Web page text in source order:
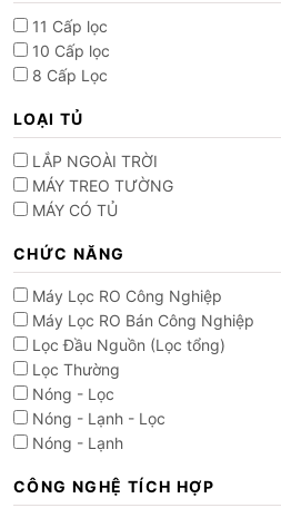
11 Cấp lọc
10 Cấp lọc
8 Cấp Lọc
LOẠI TỦ
LẮP NGOÀI TRỜI
MÁY TREO TƯỜNG
MÁY CÓ TỦ
CHỨC NĂNG
Máy Lọc RO Công Nghiệp
Máy Lọc RO Bán Công Nghiệp
Lọc Đầu Nguồn (Lọc tổng)
Lọc Thường
Nóng - Lọc
Nóng - Lạnh - Lọc
Nóng - Lạnh
CÔNG NGHỆ TÍCH HỢP